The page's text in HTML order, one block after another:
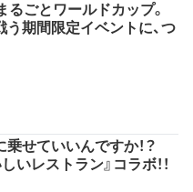
るごとワールドカップ。
う期間限定イベントに、つ
せていいんですか！？
いレストラン』コラボ！！